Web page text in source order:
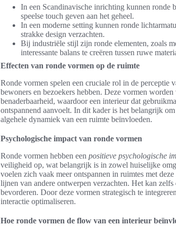
In een Scandinavische inrichting kunnen ronde
speelse touch geven aan het geheel.
In een moderne setting kunnen ronde
strakke design verzachten.
Bij industriële stijl zijn ronde elementen, zoals
interessante balans te creëren tussen ruwe
Effecten van ronde vormen op de ruimte
Ronde vormen spelen een cruciale rol in de perceptie
bewoners en bezoekers hebben. Deze vormen
benaderbaarheid, waardoor een interieur dat
ontspannend aanvoelt. In dit kader is het belangrijk
algehele dynamiek van een ruimte beïnvloeden.
Psychologische impact van ronde vormen
Ronde vormen hebben een positieve psychologische
veiligheid op, wat belangrijk is in zowel huiselijke
voelen zich vaak meer ontspannen in ruimtes met
lijnen van andere ontwerpen verzachten. Het kan
bevorderen. Door deze vormen strategisch te
interactie optimaliseren.
Hoe ronde vormen de flow van een interieur